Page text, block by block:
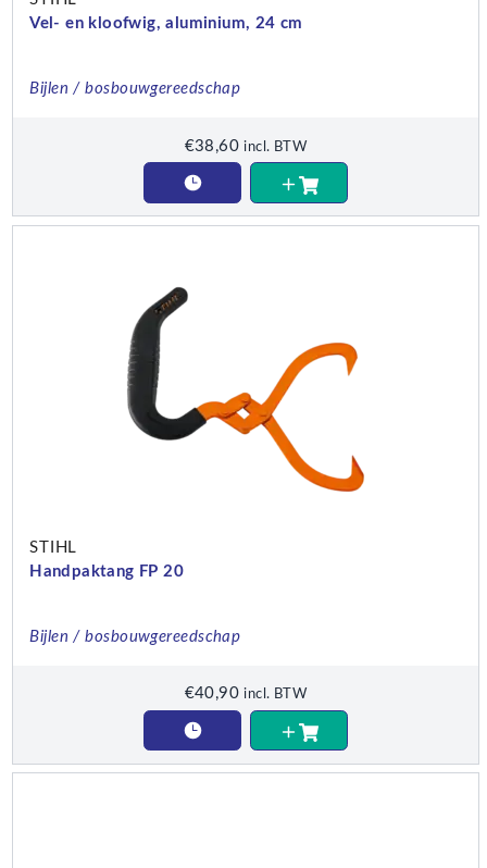
Vel- en kloofwig, aluminium, 24 cm
Bijlen / bosbouwgereedschap
€38,60 incl. BTW
STIHL
Handpaktang FP 20
Bijlen / bosbouwgereedschap
€40,90 incl. BTW